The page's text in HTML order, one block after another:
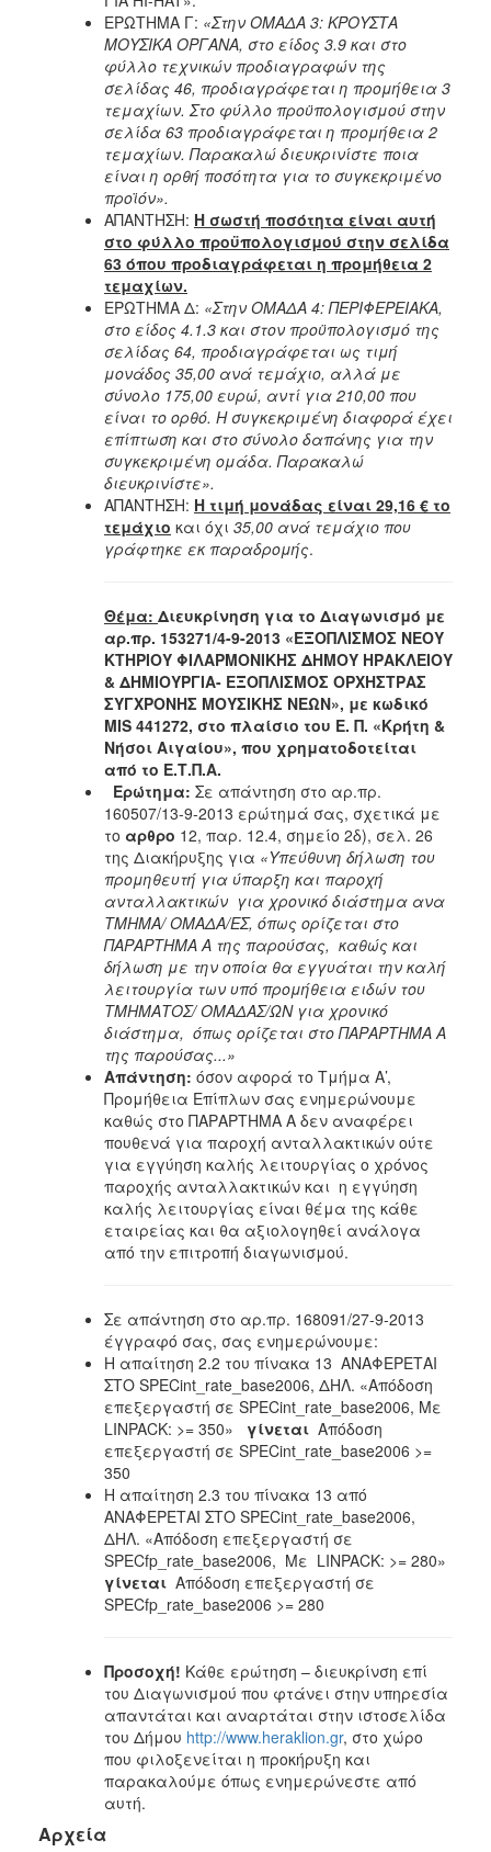
ΕΡΩΤΗΜΑ Γ: «Στην ΟΜΑΔΑ 3: ΚΡΟΥΣΤΑ
ΜΟΥΣΙΚΑ ΟΡΓΑΝΑ, στο είδος 3.9 και στο
φύλλο τεχνικών προδιαγραφών της
σελίδας 46, προδιαγράφεται η προμήθεια 3
τεμαχίων. Στο φύλλο προϋπολογισμού στην
σελίδα 63 προδιαγράφεται η προμήθεια 2
τεμαχίων. Παρακαλώ διευκρινίστε ποια
είναι η ορθή ποσότητα για το συγκεκριμένο
προϊόν».
ΑΠΑΝΤΗΣΗ: Η σωστή ποσότητα είναι αυτή
στο φύλλο προϋπολογισμού στην σελίδα
63 όπου προδιαγράφεται η προμήθεια 2
τεμαχίων.
ΕΡΩΤΗΜΑ Δ: «Στην ΟΜΑΔΑ 4: ΠΕΡΙΦΕΡΕΙΑΚΑ,
στο είδος 4.1.3 και στον προϋπολογισμό της
σελίδας 64, προδιαγράφεται ως τιμή
μονάδος 35,00 ανά τεμάχιο, αλλά με
σύνολο 175,00 ευρώ, αντί για 210,00 που
είναι το ορθό. Η συγκεκριμένη διαφορά έχει
επίπτωση και στο σύνολο δαπάνης για την
συγκεκριμένη ομάδα. Παρακαλώ
διευκρινίστε».
ΑΠΑΝΤΗΣΗ: Η τιμή μονάδας είναι 29,16 € το
τεμάχιο και όχι 35,00 ανά τεμάχιο που
γράφτηκε εκ παραδρομής.
Θέμα: Διευκρίνηση για το Διαγωνισμό με
αρ.πρ. 153271/4-9-2013 «ΕΞΟΠΛΙΣΜΟΣ ΝΕΟΥ
ΚΤΗΡΙΟΥ ΦΙΛΑΡΜΟΝΙΚΗΣ ΔΗΜΟΥ ΗΡΑΚΛΕΙΟΥ
& ΔΗΜΙΟΥΡΓΙΑ- ΕΞΟΠΛΙΣΜΟΣ ΟΡΧΗΣΤΡΑΣ
ΣΥΓΧΡΟΝΗΣ ΜΟΥΣΙΚΗΣ ΝΕΩΝ», με κωδικό
MIS 441272, στο πλαίσιο του Ε. Π. «Κρήτη &
Νήσοι Αιγαίου», που χρηματοδοτείται
από το Ε.Τ.Π.Α.
Eρώτημα: Σε απάντηση στο αρ.πρ.
160507/13-9-2013 ερώτημά σας, σχετικά με
το αρθρο 12, παρ. 12.4, σημείο 2δ), σελ. 26
της Διακήρυξης για «Υπεύθυνη δήλωση του
προμηθευτή για ύπαρξη και παροχή
ανταλλακτικών για χρονικό διάστημα ανα
ΤΜΗΜΑ/ ΟΜΑΔΑ/ΕΣ, όπως ορίζεται στο
ΠΑΡΑΡΤΗΜΑ Α της παρούσας, καθώς και
δήλωση με την οποία θα εγγυάται την καλή
λειτουργία των υπό προμήθεια ειδών του
ΤΜΗΜΑΤΟΣ/ ΟΜΑΔΑΣ/ΩΝ για χρονικό
διάστημα, όπως ορίζεται στο ΠΑΡΑΡΤΗΜΑ Α
της παρούσας...»
Απάντηση: όσον αφορά το Τμήμα Α’,
Προμήθεια Επίπλων σας ενημερώνουμε
καθώς στο ΠΑΡΑΡΤΗΜΑ Α δεν αναφέρει
πουθενά για παροχή ανταλλακτικών ούτε
για εγγύηση καλής λειτουργίας ο χρόνος
παροχής ανταλλακτικών και η εγγύηση
καλής λειτουργίας είναι θέμα της κάθε
εταιρείας και θα αξιολογηθεί ανάλογα
από την επιτροπή διαγωνισμού.
Σε απάντηση στο αρ.πρ. 168091/27-9-2013
έγγραφό σας, σας ενημερώνουμε:
Η απαίτηση 2.2 του πίνακα 13 AΝΑΦΕΡΕΤΑΙ
ΣΤΟ SPECint_rate_base2006, ΔΗΛ. «Απόδοση
επεξεργαστή σε SPECint_rate_base2006, Με
LINPACK: >= 350» γίνεται Απόδοση
επεξεργαστή σε SPECint_rate_base2006 >=
350
Η απαίτηση 2.3 του πίνακα 13 από
AΝΑΦΕΡΕΤΑΙ ΣΤΟ SPECint_rate_base2006,
ΔΗΛ. «Απόδοση επεξεργαστή σε
SPECfp_rate_base2006, Με LINPACK: >= 280»
γίνεται Απόδοση επεξεργαστή σε
SPECfp_rate_base2006 >= 280
Προσοχή! Κάθε ερώτηση – διευκρίνση επί
του Διαγωνισμού που φτάνει στην υπηρεσία
απαντάται και αναρτάται στην ιστοσελίδα
του Δήμου http://www.heraklion.gr, στο χώρο
που φιλοξενείται η προκήρυξη και
παρακαλούμε όπως ενημερώνεστε από
αυτή.
Αρχεία